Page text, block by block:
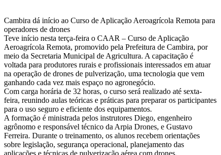
Cambira dá início ao Curso de Aplicação Aeroagrícola Remota para
operadores de drones
Teve início nesta terça-feira o CAAR – Curso de Aplicação
Aeroagrícola Remota, promovido pela Prefeitura de Cambira, por
meio da Secretaria Municipal de Agricultura. A capacitação é
voltada para produtores rurais e profissionais interessados em atuar
na operação de drones de pulverização, uma tecnologia que vem
ganhando cada vez mais espaço no agronegócio.
Com carga horária de 32 horas, o curso será realizado até sexta-
feira, reunindo aulas teóricas e práticas para preparar os participantes
para o uso seguro e eficiente dos equipamentos.
A formação é ministrada pelos instrutores Diego, engenheiro
agrônomo e responsável técnico da Arpia Drones, e Gustavo
Ferreira. Durante o treinamento, os alunos recebem orientações
sobre legislação, segurança operacional, planejamento das
aplicações e técnicas de pulverização aérea com drones.